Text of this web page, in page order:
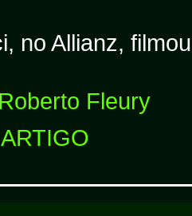
no Allianz,
Roberto Fleury
ARTIGO